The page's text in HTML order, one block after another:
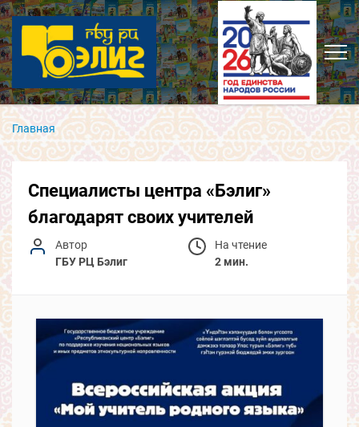
Главная
Специалисты центра «Бэлиг»
благодарят своих учителей
Автор
ГБУ РЦ Бэлиг
На чтение
2 мин.